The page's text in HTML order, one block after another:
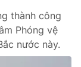
thành công
Phóng vệ
nước này.